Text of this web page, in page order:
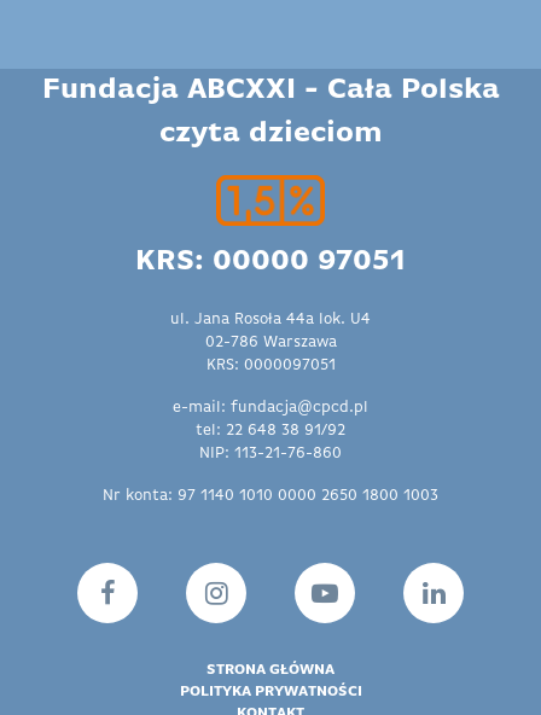
Fundacja ABCXXI - Cała Polska
czyta dzieciom
KRS: 00000 97051
ul. Jana Rosoła 44a lok. U4
02-786 Warszawa
KRS: 0000097051
e-mail: fundacja@cpcd.pl
tel: 22 648 38 91/92
NIP: 113-21-76-860
Nr konta: 97 1140 1010 0000 2650 1800 1003
STRONA GŁÓWNA
POLITYKA PRYWATNOŚCI